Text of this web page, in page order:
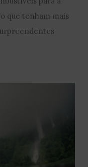
que tenham mais